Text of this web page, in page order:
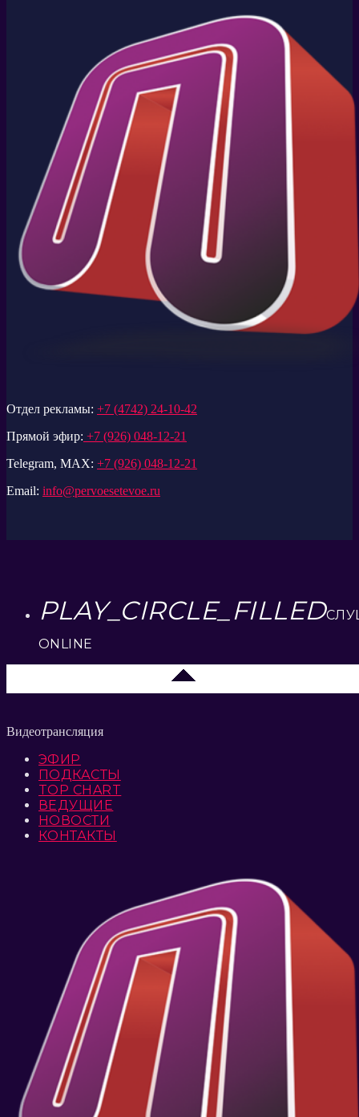
Отдел рекламы: +7 (4742) 24-10-42
Прямой эфир: +7 (926) 048-12-21
Telegram, MAX: +7 (926) 048-12-21
Email: info@pervoesetevoe.ru
PLAY_CIRCLE_FILLED
ONLINE
Видеотрансляция
ЭФИР
ПОДКАСТЫ
TOP CHART
ВЕДУЩИЕ
НОВОСТИ
КОНТАКТЫ